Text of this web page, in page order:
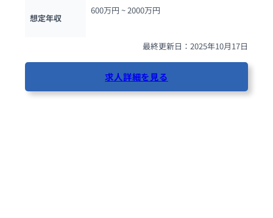
想定年収
600万円 ~ 2000万円
最終更新日：2025年10月17日
求人詳細を見る